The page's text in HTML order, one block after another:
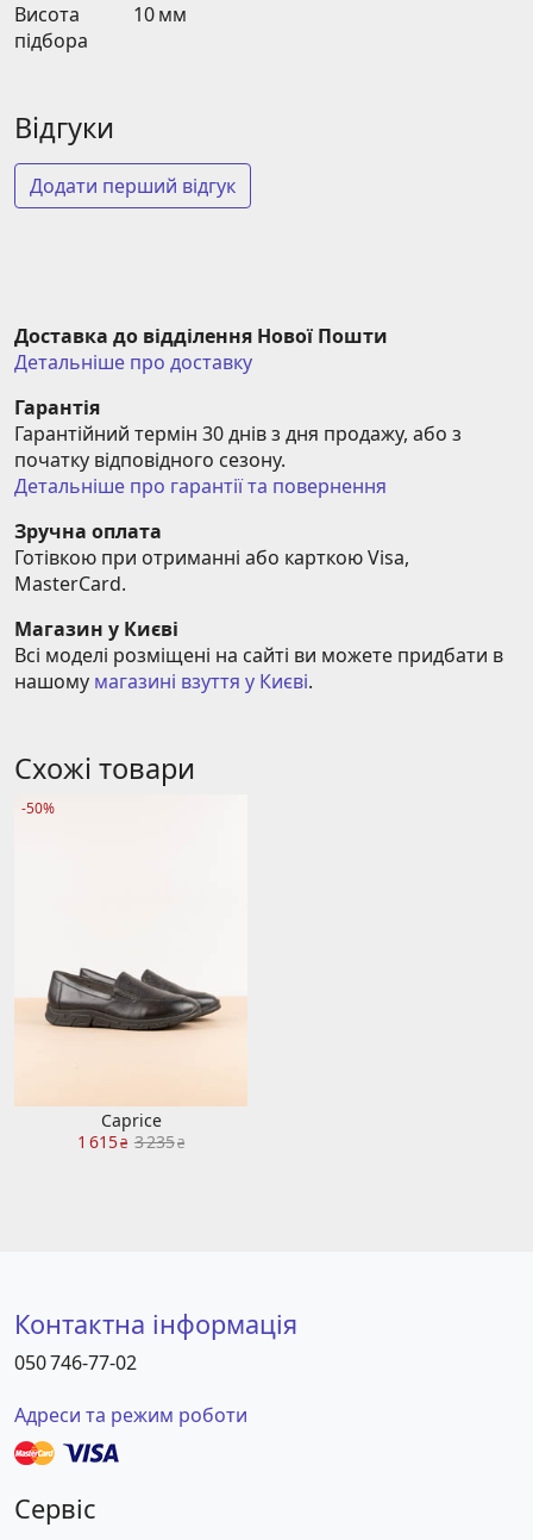
Висота
підбора
10 мм
Відгуки
Додати перший відгук
Доставка до відділення Нової Пошти
Детальніше про доставку
Гарантія
Гарантійний термін 30 днів з дня продажу, або з
початку відповідного сезону.
Детальніше про гарантії та повернення
Зручна оплата
Готівкою при отриманні або карткою Visa,
MasterCard.
Магазин у Києві
Всі моделі розміщені на сайті ви можете придбати в
нашому магазині взуття у Києві.
Схожі товари
-50%
Caprice
1 615₴ 3 235₴
Контактна інформація
050 746-77-02
Адреси та режим роботи
Сервіс